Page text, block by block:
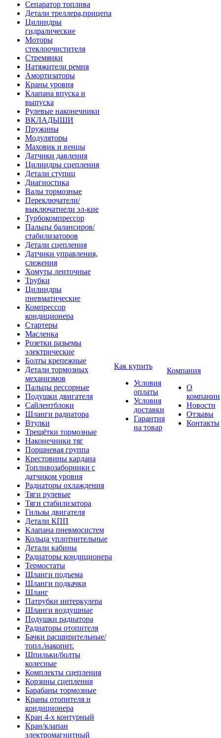
Сепаратор топлива
Детали треллера,прицепа
Цилиндры
гидралические
Моторы
стеклоочистителя
Стремянки
Натяжители ремня
Амортизаторы
Краны уровня
Клапана впуска и
выпуска
Рулевые наконечники
ВКЛАДЫШИ
Пружины
Модуляторы
Маховик и венцы
Датчики давления
Цилиндры сцепления
Детали ступиц
Диагностика
Валы тормозные
Переключатели/
выключатиели эл-кие
Турбокомпрессор
Пальцы балансиров/
стабилизаторов
Детали сцепления
Датчики управления,
слежения
Хомуты ленточные
Трубки
Цилиндры
пневматические
Компрессор
кондиционера
Стартеры
Масленка
Розетки разьемы
электрические
Болты крепежные
Детали тормозных
механизмов
Пальцы рессорные
Подушки двигателя
Сайлентблоки
Шланги радиатора
Втулки
Трещётки тормозные
Наконечники тяг
Поршневая группа
Крестовины кардана
Топливозаборники с
датчиком уровня
Радиаторы охлаждения
Тяги рулевые
Тяги стабилизатора
Гильзы двигателя
Детали КПП
Клапана пневмосистем
Кольца уплотнительные
Детали кабины
Радиаторы кондиционера
Термостаты
Шланги подъема
Шланги подкачки
Шланг
Патрубки интеркулера
Шланги воздушные
Подушки радиатора
Радиаторы отопителя
Бачки расширительные/
топл./накопит.
Шпильки/болты
колесные
Комплекты сцепления
Корзины сцепления
Барабаны тормозные
Краны отопителя и
кондиционера
Кран 4-х контурный
Кран/клапан
электромагнитный
Как купить
Условия
оплаты
Условия
доставки
Гарантия
на товар
Компания
О
компании
Новости
Отзывы
Контакты